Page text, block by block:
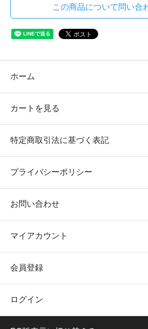
この商品について問い合
ホーム
カートを見る
特定商取引法に基づく表記
プライバシーポリシー
お問い合わせ
マイアカウント
会員登録
ログイン